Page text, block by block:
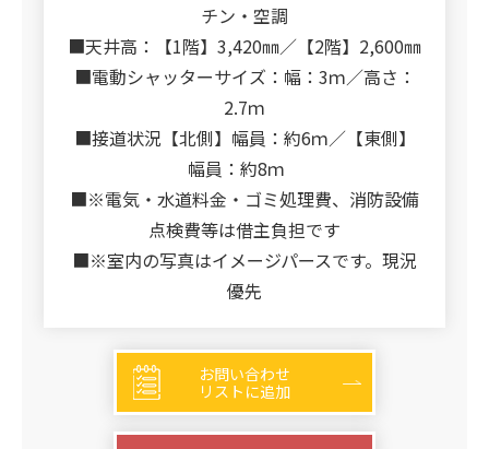
チン・空調
■天井高：【1階】3,420㎜／【2階】2,600㎜
■電動シャッターサイズ：幅：3ｍ／高さ：
2.7ｍ
■接道状況【北側】幅員：約6ｍ／【東側】
幅員：約8ｍ
■※電気・水道料金・ゴミ処理費、消防設備
点検費等は借主負担です
■※室内の写真はイメージパースです。現況
優先
お問い合わせ
リストに追加